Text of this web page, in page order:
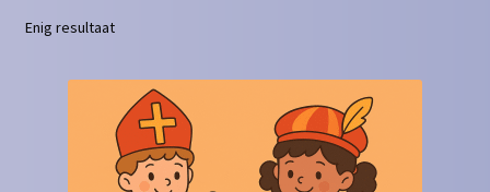
Contact
Homepagina
Mijn account
Enig resultaat